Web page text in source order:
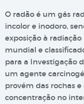
O radão é um gás
incolor e inodoro,
exposição à
mundial e
para a Investigação
um agente
provém das rochas e
concentração no